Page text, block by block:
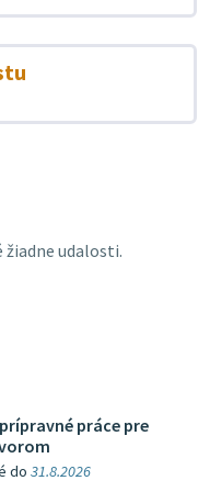
žiadne udalosti.
prípravné práce pre
do31.8.2026